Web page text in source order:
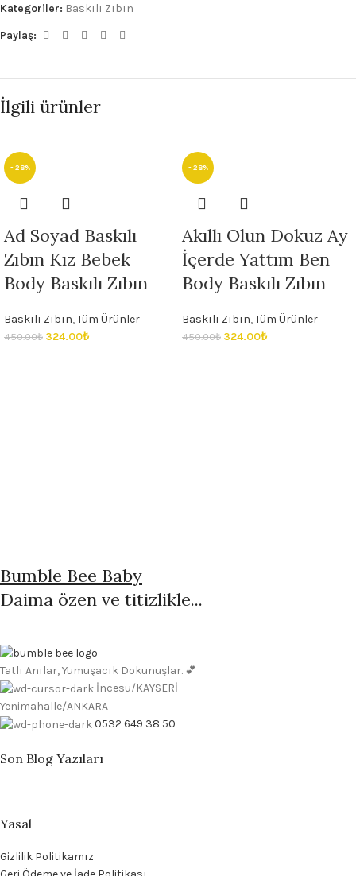
Kategoriler: Baskılı Zıbın
Paylaş:
İlgili ürünler
- 28%
Ad Soyad Baskılı
Zıbın Kız Bebek
Body Baskılı Zıbın
Baskılı Zıbın,Tüm Ürünler
450.00₺ 324.00₺
- 28%
Akıllı Olun Dokuz Ay
İçerde Yattım Ben
Body Baskılı Zıbın
Baskılı Zıbın,Tüm Ürünler
450.00₺ 324.00₺
Bumble Bee Baby
Daima özen ve titizlikle...
Tatlı Anılar, Yumuşacık Dokunuşlar. 💕
İncesu/KAYSERİ
Yenimahalle/ANKARA
0532 649 38 50
Son Blog Yazıları
Yasal
Gizlilik Politikamız